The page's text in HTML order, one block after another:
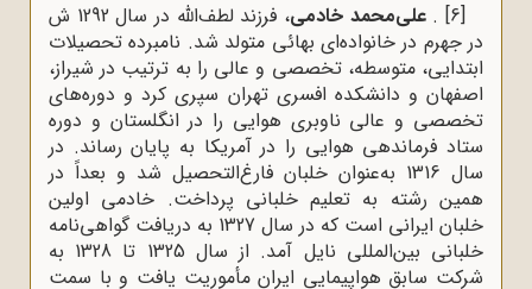
[6]
.علی‌محمد خادمی
، فرزند لطف‌الله در سال 1292 ش
در جهرم در خانواده‌ای بهائی متولد شد. نامبرده تحصیلات
ابتدایی، متوسطه، تخصصی و عالی را به ترتیب در شیراز،
اصفهان و دانشکده افسری تهران سپری کرد و دوره‌های
تخصصی و عالی ناوبری هوایی را در انگلستان و دوره
ستاد فرماندهی هوایی را در آمریکا به پایان رساند. در
سال 1316 به‌عنوان خلبان فارغ‌التحصیل شد و بعداً در
همین رشته به تعلیم خلبانی پرداخت. خادمی اولین
خلبان ایرانی است که در سال 1327 به دریافت گواهی‌نامه
خلبانی بین‌المللی نایل آمد. از سال 1325 تا 1328 به
شرکت سابق هواپیمایی ایران مأموریت یافت و با سمت